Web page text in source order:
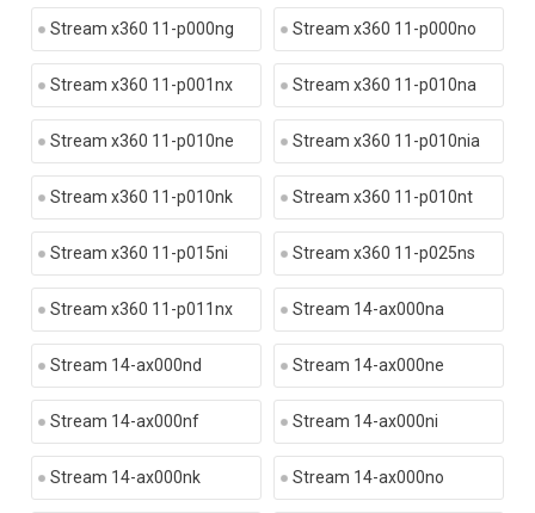
Stream x360 11-p000ng Stream x360 11-p000no
Stream x360 11-p001nx Stream x360 11-p010na
Stream x360 11-p010ne Stream x360 11-p010nia
Stream x360 11-p010nk Stream x360 11-p010nt
Stream x360 11-p015ni Stream x360 11-p025ns
Stream x360 11-p011nx Stream 14-ax000na
Stream 14-ax000nd Stream 14-ax000ne
Stream 14-ax000nf Stream 14-ax000ni
Stream 14-ax000nk Stream 14-ax000no